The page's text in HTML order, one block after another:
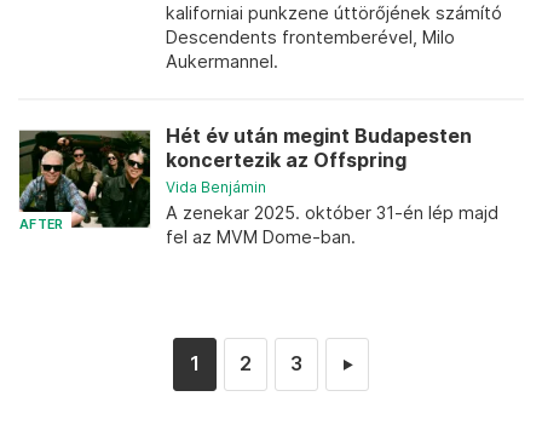
kaliforniai punkzene úttörőjének számító
Descendents frontemberével, Milo
Aukermannel.
AFTER
Hét év után megint Budapesten
koncertezik az Offspring
Vida Benjámin
A zenekar 2025. október 31-én lép majd
fel az MVM Dome-ban.
1 2 3 ►